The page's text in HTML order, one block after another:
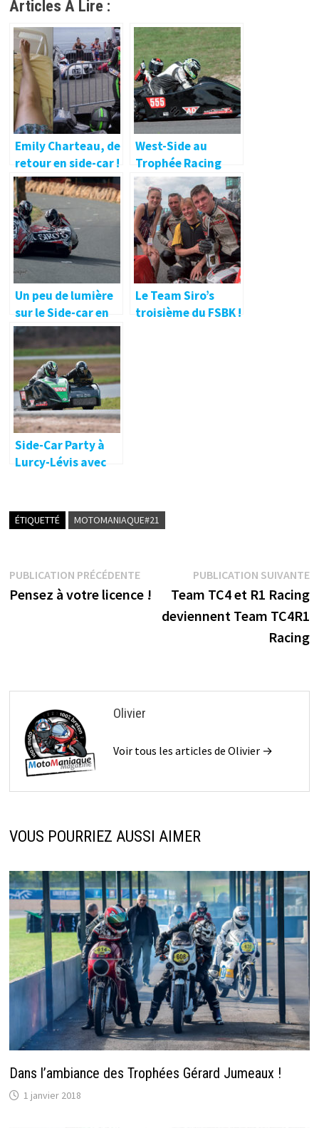
Articles À Lire :
Emily Charteau, de
retour en side-car !
🔐
West-Side au
Trophée Racing
Side-Car Promo
Un peu de lumière
sur le Side-car en
course de côte
Le Team Siro’s
troisième du FSBK !
Side-Car Party à
Lurcy-Lévis avec
ÉTIQUETTÉ MOTOMANIAQUE#21
Navigation
de
PUBLICATION PRÉCÉDENTEPublication
précédente :
Pensez à votre licence !
PUBLICATION SUIVANTE
Team TC4 et R1 Racing
deviennent Team TC4R1
Racing
Olivier
Voir tous les articles de Olivier →
VOUS POURRIEZ AUSSI AIMER
Dans l’ambiance des Trophées Gérard Jumeaux !
1 janvier 2018